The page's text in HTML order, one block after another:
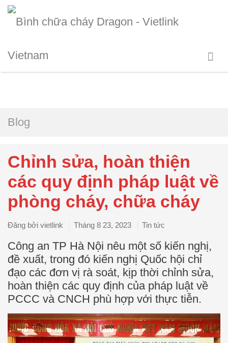
Blog
Chỉnh sửa, hoàn thiện
các quy định pháp luật về
phòng cháy, chữa cháy
Đăng bởi vietlink Tháng 8 23, 2023 Tin tức
Công an TP Hà Nội nêu một số kiến nghị,
đề xuất, trong đó kiến nghị Quốc hội chỉ
đạo các đơn vị rà soát, kịp thời chỉnh sửa,
hoàn thiện các quy định của pháp luật về
PCCC và CNCH phù hợp với thực tiễn.